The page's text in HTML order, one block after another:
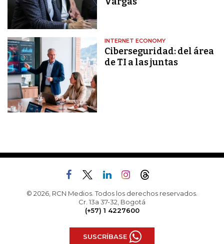
INTERNET ECONOMY
Ciberseguridad: del área
de TI a las juntas
© 2026, RCN Medios. Todos los derechos reservados.
Cr. 13a 37-32, Bogotá
(+57) 1 4227600
SUSCRÍBASE